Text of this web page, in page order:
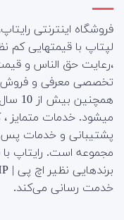
فروشگاه اینترنتی
لپتاپ با قیمتهایی کم
،رعایت حق الناس و
تخصصی معرفی و فروش
میشود. خدمات متمایز
پشتیبانی و خدمات پس
مجموعه است. رایتاپ
خدمت رسانی می‌کند.